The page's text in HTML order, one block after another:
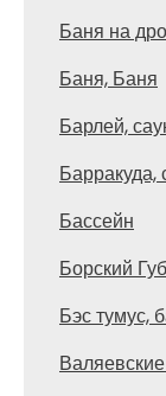
Баня на
Баня, Баня
Барлей,
Барракуда,
Бассейн
Борский
Бэс тумус,